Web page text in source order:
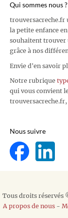
Qui sommes nous ?
trouversacreche.fr
la petite enfance
souhaitent trouver
grâce à nos
Envie d'en savoir
Notre rubrique
qui vous convient
trouversacreche.fr,
Nous suivre
Tous droits réservés
A propos de nous-